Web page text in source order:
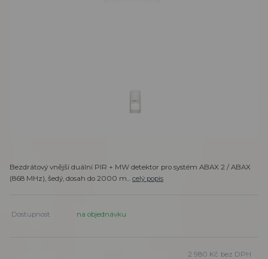
Bezdrátový vnější duální PIR + MW detektor pro systém ABAX 2 / ABAX
(868 MHz), šedý, dosah do 2000 m... celý popis
Dostupnost na objednávku
2 980 Kč bez DPH